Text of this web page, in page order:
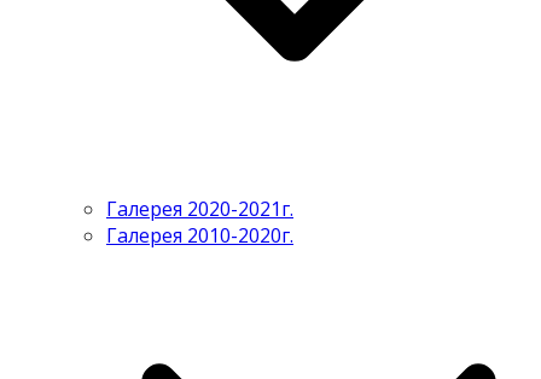
Галерея 2020-2021г.
Галерея 2010-2020г.